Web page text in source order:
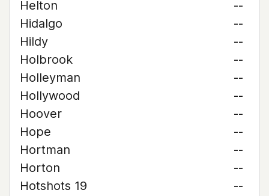
Helton
--
Hidalgo
--
Hildy
--
Holbrook
--
Holleyman
--
Hollywood
--
Hoover
--
Hope
--
Hortman
--
Horton
--
Hotshots 19
--